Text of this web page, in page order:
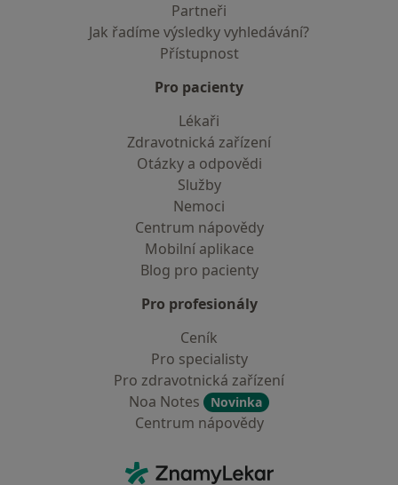
Partneři
Jak řadíme výsledky vyhledávání?
Přístupnost
Pro pacienty
Lékaři
Zdravotnická zařízení
Otázky a odpovědi
Služby
Nemoci
Centrum nápovědy
Mobilní aplikace
Blog pro pacienty
Pro profesionály
Ceník
Pro specialisty
Pro zdravotnická zařízení
Noa Notes
Novinka
Centrum nápovědy
ZnamyLekar - Hlavní stránka